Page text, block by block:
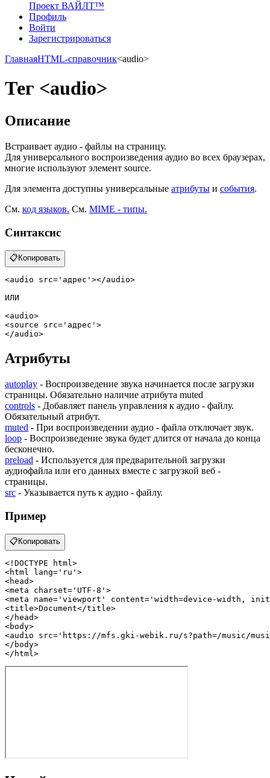
Проект ВАЙЛТ™
Профиль
Войти
Зарегистрироваться
ГлавнаяHTML-справочник<audio>
Тег <audio>
Описание
Встраивает аудио - файлы на страницу.
Для универсального воспроизведения аудио во всех браузерах,
многие используют элемент source.
Для элемента доступны универсальные атрибуты и события.
См. код языков. См. MIME - типы.
Синтаксис
📋 Копировать
<audio src= 'адрес' ></audio>
ИЛИ
<audio>
<source src= 'адрес' >
</audio>
Атрибуты
autoplay - Воспроизведение звука начинается после загрузки
страницы. Обязательно наличие атрибута muted
controls - Добавляет панель управления к аудио - файлу.
Обязательный атрибут.
muted - При воспроизведении аудио - файла отключает звук.
loop - Воспроизведение звука будет длится от начала до конца
бесконечно.
preload - Используется для предварительной загрузки
аудиофайла или его данных вместе с загрузкой веб -
страницы.
src - Указывается путь к аудио - файлу.
Пример
📋 Копировать
<!DOCTYPE html>
<html lang= 'ru' >
<head>
<meta charset= 'UTF-8' >
<meta name= 'viewport' content= 'width=device-width,
<title>Document</title>
</ head>
<body>
<audio src= 'https://mfs.gki-webik.ru/s?path=/music/
</ body>
</ html>